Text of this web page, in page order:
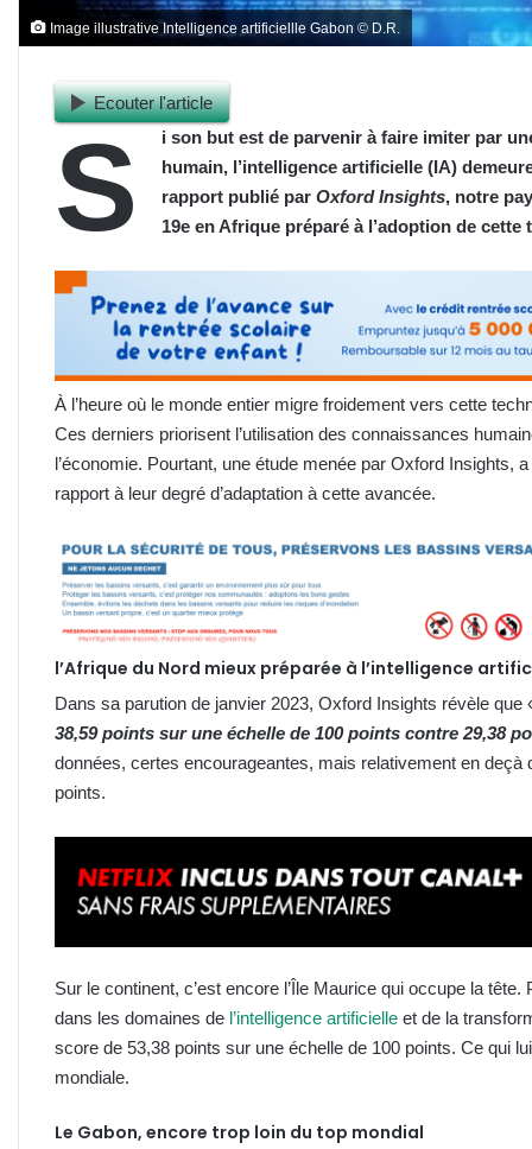
Image illustrative Intelligence artificiellle Gabon © D.R.
Ecouter l'article
S
i son but est de parvenir à faire imiter par
humain, l’intelligence artificielle (IA)
rapport publié par Oxford Insights, notre
19e en Afrique préparé à l’adoption de cette
À l’heure où le monde entier migre froidement vers cette
Ces derniers priorisent l’utilisation des connaissances
l’économie. Pourtant, une étude menée par Oxford Insights,
rapport à leur degré d’adaptation à cette avancée.
l’Afrique du Nord mieux préparée à l’intelligence
Dans sa parution de janvier 2023, Oxford Insights révèle que
38,59 points sur une échelle de 100 points contre 29,38
données, certes encourageantes, mais relativement en deçà
points.
Sur le continent, c’est encore l’Île Maurice qui occupe la
dans les domaines de l’intelligence artificielle et de la
score de 53,38 points sur une échelle de 100 points. Ce qui
mondiale.
Le Gabon, encore trop loin du top mondial